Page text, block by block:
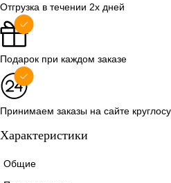
В избранное
Отгрузка в течении 2х дней
Подарок при каждом заказе
Принимаем заказы на сайте
Характеристики
Общие